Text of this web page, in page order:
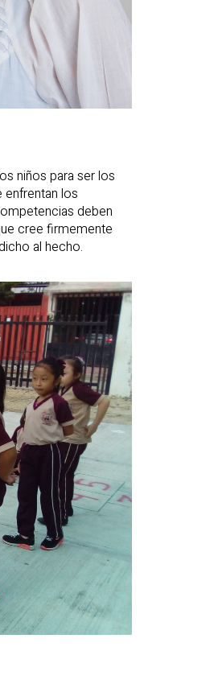
niños para ser los
enfrentan los
deben
cree firmemente
al hecho.